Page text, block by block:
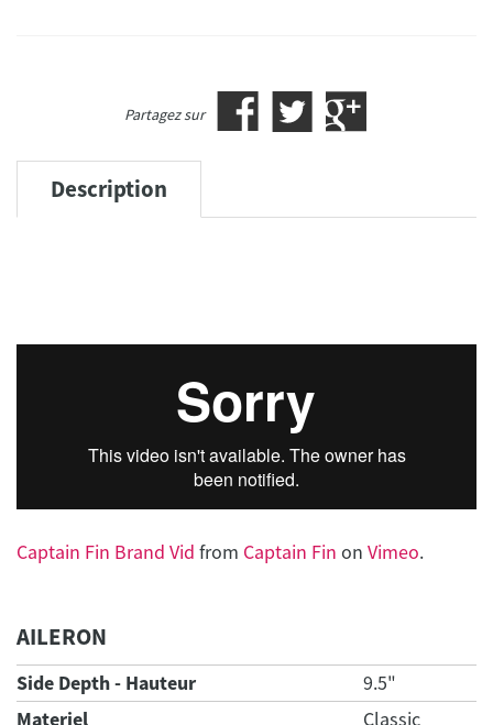
Partagez sur
Description
Captain Fin Brand Vid from Captain Fin on Vimeo.
AILERON
Side Depth - Hauteur
9.5"
Materiel
Classic